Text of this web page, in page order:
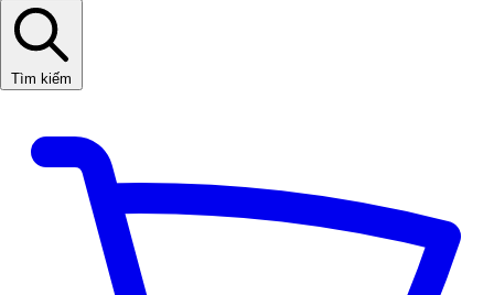
Tìm kiếm